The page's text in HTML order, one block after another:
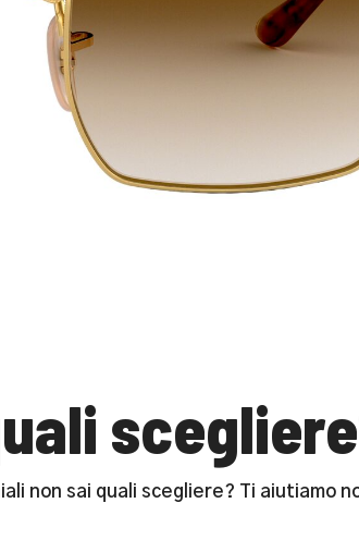
non sai quali scegliere? Ti aiutiamo